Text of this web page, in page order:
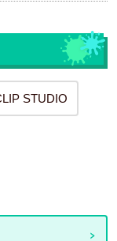
STUDIO